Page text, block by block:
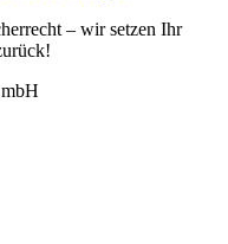
– wir setzen Ihr